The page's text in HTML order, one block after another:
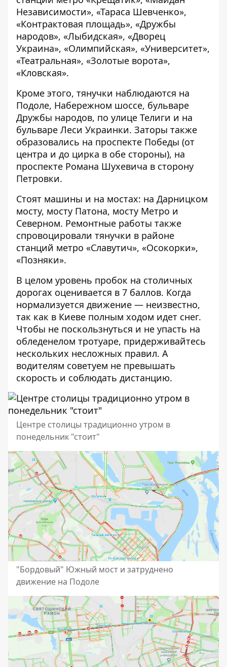
Независимости», «Тараса Шевченко»,
«Контрактовая площадь», «Дружбы
народов», «Лыбидская», «Дворец
Украина», «Олимпийская», «Университет»,
«Театральная», «Золотые ворота»,
«Кловская».
Кроме этого, тянучки наблюдаются на
Подоле, Набережном шоссе, бульваре
Дружбы народов, по улице Телиги и на
бульваре Леси Украинки. Заторы также
образовались на проспекте Победы (от
центра и до цирка в обе стороны), на
проспекте Романа Шухевича в сторону
Петровки.
Стоят машины и на мостах: на Дарницком
мосту, мосту Патона, мосту Метро и
Северном. Ремонтные работы также
спровоцировали тянучки в районе
станций метро «Славутич», «Осокорки»,
«Позняки».
В целом уровень пробок на столичных
дорогах оценивается в 7 баллов. Когда
нормализуется движение — неизвестно,
так как в Киеве полным ходом идет снег.
Чтобы не поскользнуться и не упасть на
обледенелом тротуаре, придерживайтесь
нескольких несложных правил. А
водителям советуем не превышать
скорость и соблюдать дистанцию.
Центре столицы традиционно утром в
понедельник "стоит"
"Бордовый" Южный мост и затруднено
движение на Подоле